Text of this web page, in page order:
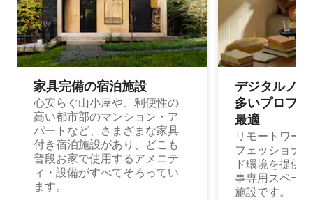
家具完備の宿⁠泊⁠施⁠設
心安らぐ山小屋や、利便性の
高い都市部のマンション・ア
パートなど、さまざまな家具
付き宿泊施設があり、どこも
普段お家で使用するアメニテ
ィ・設備がすべてそろってい
ます。
デジタルノ
多⁠いプ⁠ロ⁠フ⁠
最⁠適
リモートワー
フェッショナ
ド環境を提供
事専用スペー
施設です。